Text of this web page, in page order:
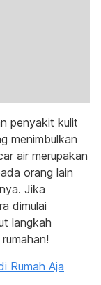
penyakit kulit
menimbulkan
air merupakan
orang lain
Jika
dimulai
langkah
Rumah Aja